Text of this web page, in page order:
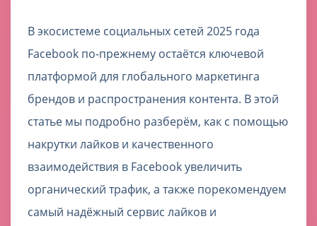
В экосистеме социальных сетей 2025 года
Facebook по-прежнему остаётся ключевой
платформой для глобального маркетинга
брендов и распространения контента. В этой
статье мы подробно разберём, как с помощью
накрутки лайков и качественного
взаимодействия в Facebook увеличить
органический трафик, а также порекомендуем
самый надёжный сервис лайков и